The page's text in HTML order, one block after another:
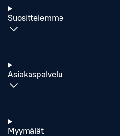
Suosittelemme
Asiakaspalvelu
Myymälät